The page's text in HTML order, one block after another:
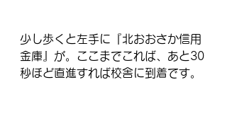
少し歩くと左手に『北おおさか信用
金庫』が。ここまでこれば、あと30
秒ほど直進すれば校舎に到着です。